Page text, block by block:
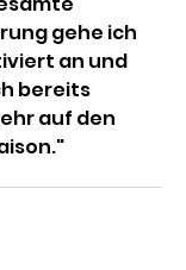
gehe ich
an und
bereits
auf den